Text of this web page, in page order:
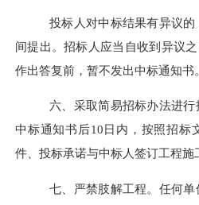
投标人对中标结果有异议
间提出。招标人应当自收到异议
作出答复前，暂不发出中标通知书。
六 采取简易招标办法进行
中标通知书后10日内，按照招标
件、投标承诺与中标人签订工程施
七、严禁肢解工程。 任何单